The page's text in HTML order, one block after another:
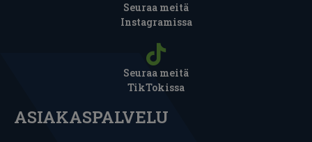
Seuraa meitä
Instagramissa
Seuraa meitä
TikTokissa
ASIAKASPALVELU